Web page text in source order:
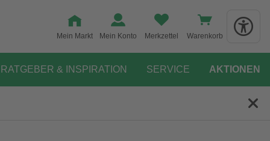
Mein Markt Mein Konto Merkzettel Warenkorb
RATGEBER & INSPIRATION SERVICE AKTIONEN